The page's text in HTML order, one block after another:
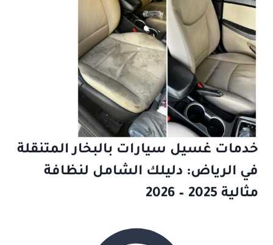
خدمات غسيل سيارات بالبخار المتنقلة
في الرياض: دليلك الشامل لنظافة
مثالية 2025 – 2026